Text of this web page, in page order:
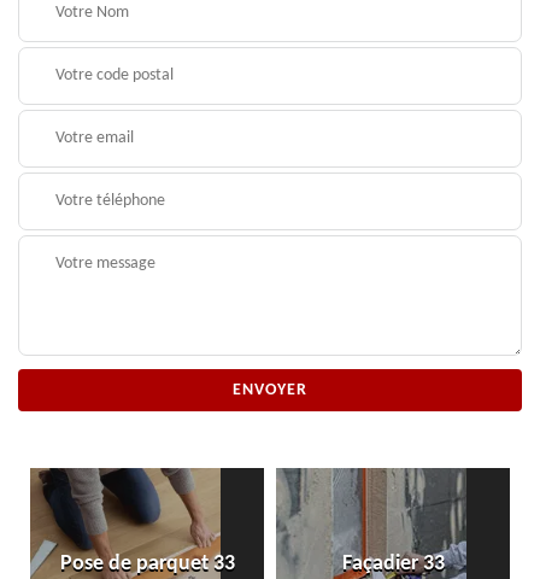
Pose de parquet 33 Façadier 33